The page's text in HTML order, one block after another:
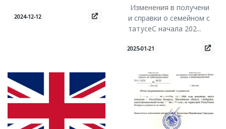
2024-12-12
Изменения в получени
и справки о семейном с
татусеС начала 202...
2025-01-21